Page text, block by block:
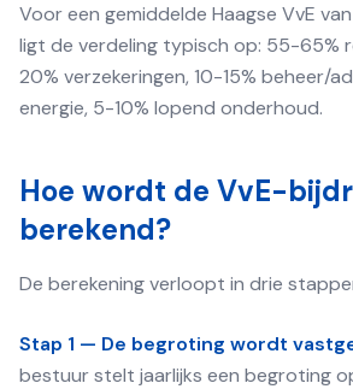
Voor een gemiddelde Haagse VvE
ligt de verdeling typisch op: 55-65%
20% verzekeringen, 10-15% beheer/
energie, 5-10% lopend onderhoud.
Hoe wordt de VvE-
berekend?
De berekening verloopt in drie
Stap 1 — De begroting wordt
bestuur stelt jaarlijks een begroting